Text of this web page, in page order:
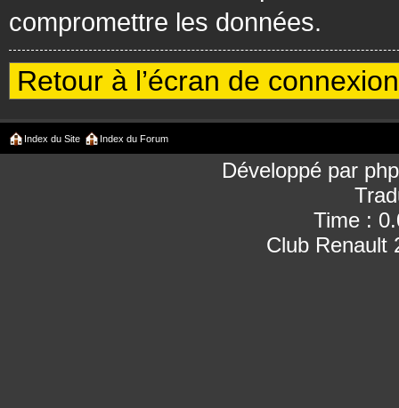
compromettre les données.
Retour à l’écran de connexion
Index du Site Index du Forum
Développé par
Time :
Club Renault